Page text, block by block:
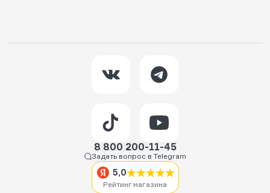
8 800 200-11-45
Задать вопрос в Telegram
5,0
Рейтинг магазина